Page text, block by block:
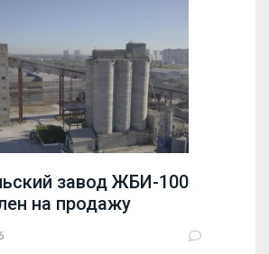
завод ЖБИ-100
на продажу